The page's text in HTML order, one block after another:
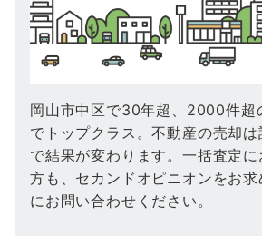
岡山市中区で30年超、2000件超
でトップクラス。不動産の売却
で結果が変わります。一括査定
方も、セカンドオピニオンをお
にお問い合わせください。